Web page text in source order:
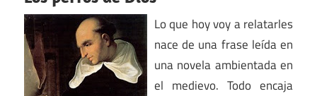
Lo que hoy voy a relatarles
nace de una frase leída en
una novela ambientada en
el medievo. Todo encaja